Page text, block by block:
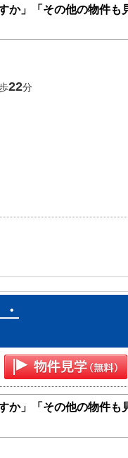
か」「その他の物件も
22分
か」「その他の物件も